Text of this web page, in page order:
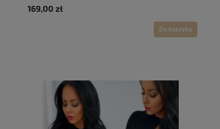
169,00 zł
Do koszyka